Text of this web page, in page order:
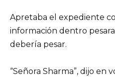
Apretaba el expediente
información dentro
debería pesar.
“Señora Sharma”, dijo en